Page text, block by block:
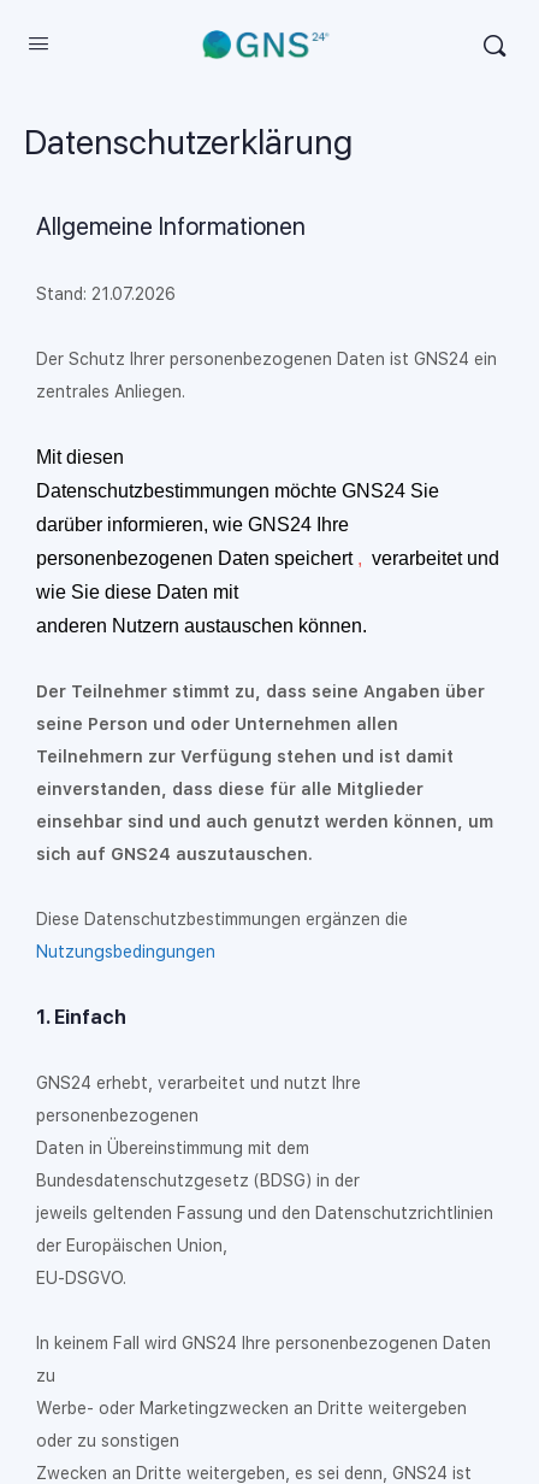
Datenschutzerklärung
Allgemeine Informationen
Stand: 21.07.2026
Der Schutz Ihrer personenbezogenen Daten ist GNS24 ein
zentrales Anliegen.
Mit diesen
Datenschutzbestimmungen möchte GNS24 Sie
darüber informieren, wie GNS24 Ihre
personenbezogenen Daten speichert , verarbeitet und
wie Sie diese Daten mit
anderen Nutzern austauschen können.
Der Teilnehmer stimmt zu, dass seine Angaben über
seine Person und oder Unternehmen allen
Teilnehmern zur Verfügung stehen und ist damit
einverstanden, dass diese für alle Mitglieder
einsehbar sind und auch genutzt werden können, um
sich auf GNS24 auszutauschen.
Diese Datenschutzbestimmungen ergänzen die
Nutzungsbedingungen
1. Einfach
GNS24 erhebt, verarbeitet und nutzt Ihre
personenbezogenen
Daten in Übereinstimmung mit dem
Bundesdatenschutzgesetz (BDSG) in der
jeweils geltenden Fassung und den Datenschutzrichtlinien
der Europäischen Union,
EU-DSGVO.
In keinem Fall wird GNS24 Ihre personenbezogenen Daten
zu
Werbe- oder Marketingzwecken an Dritte weitergeben
oder zu sonstigen
Zwecken an Dritte weitergeben, es sei denn, GNS24 ist